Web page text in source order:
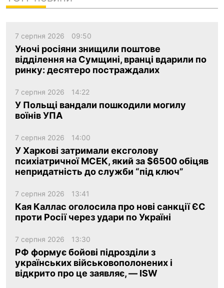
7 серпня 2026 09:50
Уночі росіяни знищили поштове
відділення на Сумщині, вранці вдарили по
ринку: десятеро постраждалих
7 серпня 2026 14:22
У Польщі вандали пошкодили могилу
воїнів УПА
7 серпня 2026 14:00
У Харкові затримали ексголову
психіатричної МСЕК, який за $6500 обіцяв
непридатність до служби “під ключ”
7 серпня 2026 13:41
Кая Каллас оголосила про нові санкції ЄС
проти Росії через удари по Україні
7 серпня 2026 13:30
РФ формує бойові підрозділи з
українських військовополонених і
відкрито про це заявляє, — ISW